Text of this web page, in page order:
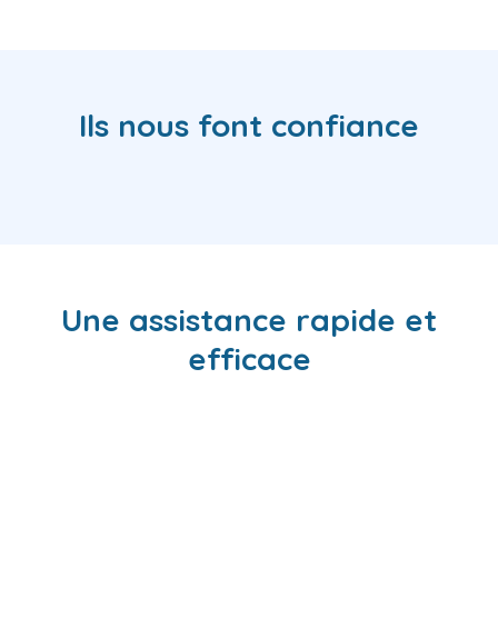
Ils nous font confiance
Une assistance rapide et
efficace